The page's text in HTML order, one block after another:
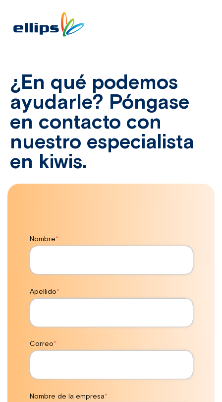
¿En qué podemos
ayudarle? Póngase
en contacto con
nuestro especialista
en kiwis.
Nombre*
Apellido*
Correo*
Nombre de la empresa*